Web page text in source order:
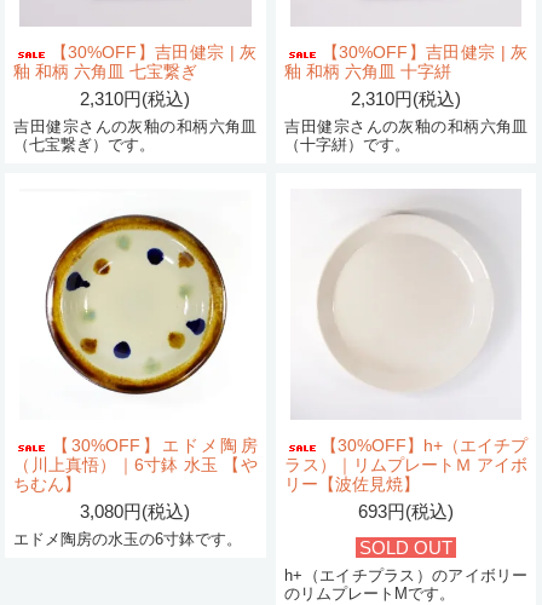
【30%OFF】吉田健宗 | 灰
釉 和柄 六角皿 七宝繋ぎ
2,310円(税込)
吉田健宗さんの灰釉の和柄六角皿
（七宝繋ぎ）です。
【30%OFF】吉田健宗 | 灰
釉 和柄 六角皿 十字絣
2,310円(税込)
吉田健宗さんの灰釉の和柄六角皿
（十字絣）です。
【30%OFF】エドメ陶房
（川上真悟）｜6寸鉢 水玉 【や
ちむん】
3,080円(税込)
エドメ陶房の水玉の6寸鉢です。
【30%OFF】h+（エイチプ
ラス）｜リムプレートＭ アイボ
リー【波佐見焼】
693円(税込)
SOLD OUT
h+（エイチプラス）のアイボリー
のリムプレートMです。